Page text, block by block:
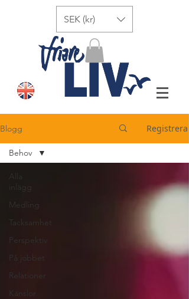
SEK (kr)
Blogg Registrera
Alla
inlägg
Medling
Tacksamhet
Perspektiv
På jobbet
Relationer
Känslor
Behov